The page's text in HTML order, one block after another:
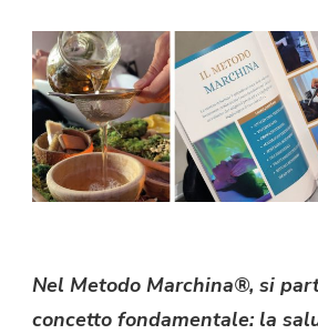
Nel Metodo Marchina®, si
concetto fondamentale: la